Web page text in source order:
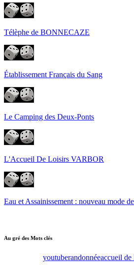
Télèphe de BONNECAZE
Établissement Français du Sang
Le Camping des Deux-Ponts
L'Accueil De Loisirs VARBOR
Eau et Assainissement : nouveau mode
Au gré des Mots clés
youtuberandonnéeaccueil de